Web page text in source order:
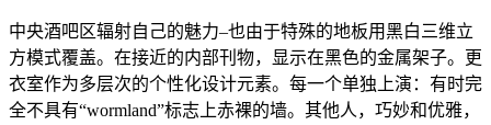
中央酒吧区辐射自己的魅力–也由于特殊的地板用黑白三维立
方模式覆盖。在接近的内部刊物，显示在黑色的金属架子。更
衣室作为多层次的个性化设计元素。每一个单独上演：有时完
全不具有“wormland”标志上赤裸的墙。其他人，巧妙和优雅，